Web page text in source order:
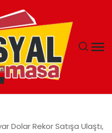
Dolar Rekor Satışa Ulaştı,